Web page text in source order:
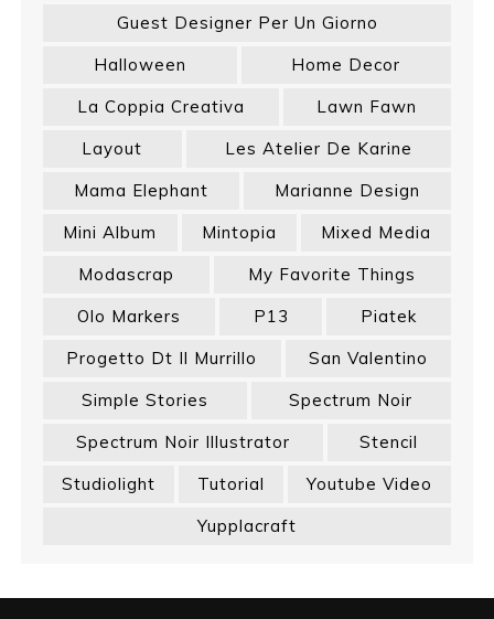
Guest Designer Per Un Giorno
Halloween
Home Decor
La Coppia Creativa
Lawn Fawn
Layout
Les Atelier De Karine
Mama Elephant
Marianne Design
Mini Album
Mintopia
Mixed Media
Modascrap
My Favorite Things
Olo Markers
P13
Piatek
Progetto Dt Il Murrillo
San Valentino
Simple Stories
Spectrum Noir
Spectrum Noir Illustrator
Stencil
Studiolight
Tutorial
Youtube Video
Yupplacraft